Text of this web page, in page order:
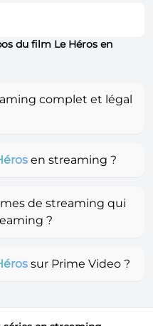
du film Le Héros en
complet et légal
en streaming ?
de streaming qui
?
sur Prime Video ?